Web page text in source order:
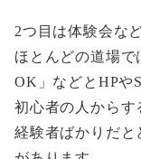
2つ目は体験会な
ほとんどの道場で
OK」などとHPや
初心者の人からす
経験者ばかりだと